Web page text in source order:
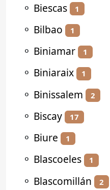
⚬ Biescas 1
⚬ Bilbao 1
⚬ Biniamar 1
⚬ Biniaraix 1
⚬ Binissalem 2
⚬ Biscay 17
⚬ Biure 1
⚬ Blascoeles 1
⚬ Blascomillán 2